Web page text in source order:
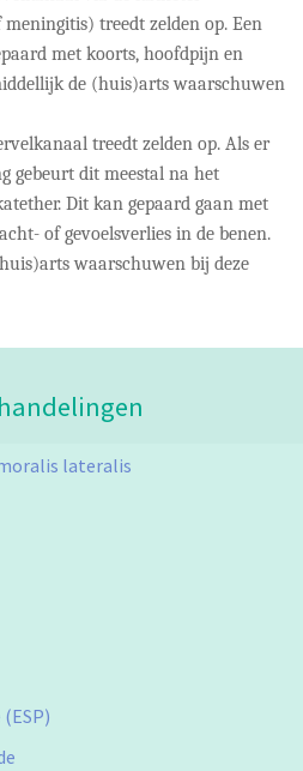
treedt zelden op. Een
met koorts, hoofdpijn en
de (huis)arts waarschuwen
treedt zelden op. Als er
gebeurt dit meestal na het
Dit kan gepaard gaan met
of gevoelsverlies in de benen.
waarschuwen bij deze
lateralis